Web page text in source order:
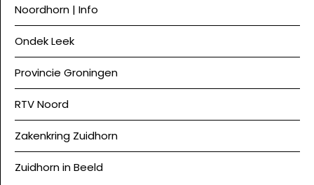
Noordhorn | Info
Ondek Leek
Provincie Groningen
RTV Noord
Zakenkring Zuidhorn
Zuidhorn in Beeld